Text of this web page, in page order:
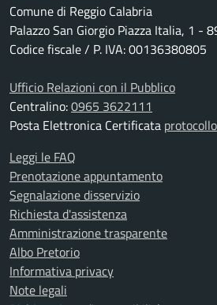
Comune di Reggio Calabria
Palazzo San Giorgio Piazza Italia, 1 -
Codice fiscale / P. IVA: 00136380805
Ufficio Relazioni con il Pubblico
Centralino:0965 3622111
Posta Elettronica Certificata
Leggi le FAQ
Prenotazione appuntamento
Segnalazione disservizio
Richiesta d'assistenza
Amministrazione trasparente
Albo Pretorio
Informativa privacy
Note legali